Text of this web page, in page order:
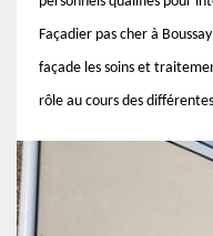
Façadier pas cher à
façade les soins et
rôle au cours des